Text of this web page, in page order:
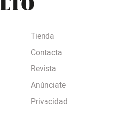
Tienda
Contacta
Revista
Anúnciate
Privacidad